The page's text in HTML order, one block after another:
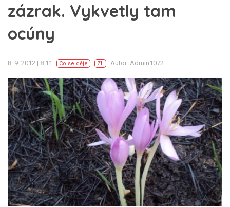
zázrak. Vykvetly tam
ocúny
8. 9. 2012 | 8:11 Co se děje ZL Autor: Admin1072